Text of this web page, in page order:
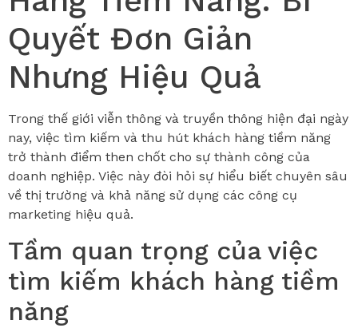
Quyết Đơn Giản
Nhưng Hiệu Quả
Trong thế giới viễn thông và truyền thông hiện đại ngày
nay, việc tìm kiếm và thu hút khách hàng tiềm năng
trở thành điểm then chốt cho sự thành công của
doanh nghiệp. Việc này đòi hỏi sự hiểu biết chuyên sâu
về thị trường và khả năng sử dụng các công cụ
marketing hiệu quả.
Tầm quan trọng của việc
tìm kiếm khách hàng tiềm
năng